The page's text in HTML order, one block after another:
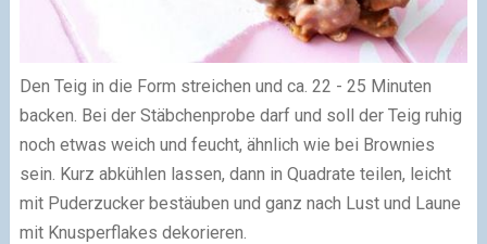
Den Teig in die Form streichen und ca. 22 - 25 Minuten
backen. Bei der Stäbchenprobe darf und soll der Teig ruhig
noch etwas weich und feucht, ähnlich wie bei Brownies
sein. Kurz abkühlen lassen, dann in Quadrate teilen, leicht
mit Puderzucker bestäuben und ganz nach Lust und Laune
mit Knusperflakes dekorieren.